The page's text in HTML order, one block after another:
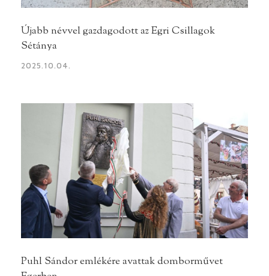
Újabb névvel gazdagodott az Egri Csillagok
Sétánya
2025.10.04.
Puhl Sándor emlékére avattak domborművet